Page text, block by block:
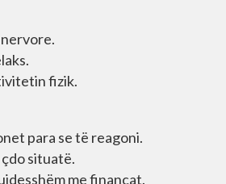
fizik.
para se të reagoni.
situatë.
me financat.